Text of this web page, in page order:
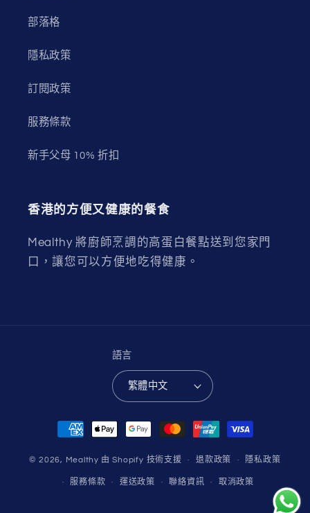
部落格
隱私政策
訂閱政策
服務條款
新手父母 10% 折扣
香港的方便又健康的餐食
Mealthy 將廚師烹調的高蛋白餐點送到您家門
口，讓您可以方便地吃得健康。
語言
繁體中文
付
款
方
式
© 2026, Mealthy 由 Shopify 技術支援 退款政策 隱私政策
服務條款 運送政策 聯絡資訊 取消政策